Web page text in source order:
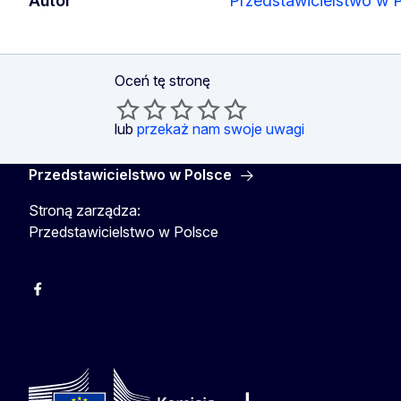
Oceń tę stronę
lub przekaż nam swoje uwagi
Przedstawicielstwo w Polsce
Stroną zarządza:
Przedstawicielstwo w Polsce
Facebook